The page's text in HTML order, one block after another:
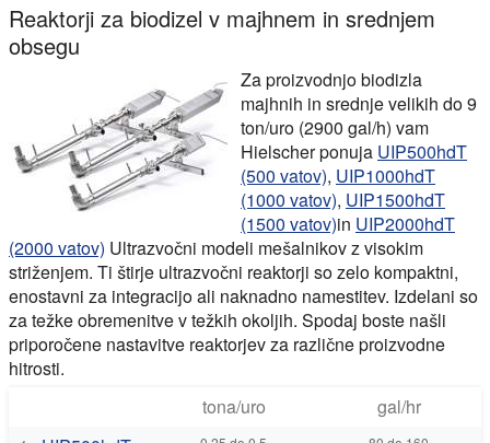
Reaktorji za biodizel v majhnem in srednjem
obsegu
Za proizvodnjo biodizla
majhnih in srednje velikih do 9
ton/uro (2900 gal/h) vam
Hielscher ponuja UIP500hdT
(500 vatov), UIP1000hdT
(1000 vatov), UIP1500hdT
(1500 vatov)in UIP2000hdT
(2000 vatov) Ultrazvočni modeli mešalnikov z visokim
striženjem. Ti štirje ultrazvočni reaktorji so zelo kompaktni,
enostavni za integracijo ali naknadno namestitev. Izdelani so
za težke obremenitve v težkih okoljih. Spodaj boste našli
priporočene nastavitve reaktorjev za različne proizvodne
hitrosti.
tona/uro
gal/hr